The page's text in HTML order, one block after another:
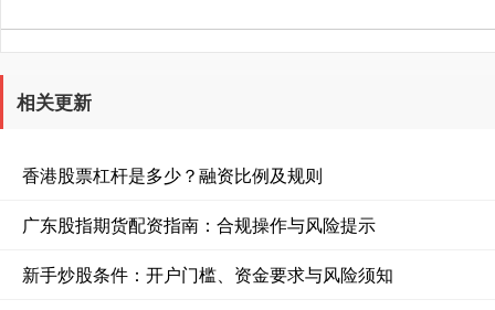
相关更新
香港股票杠杆是多少？融资比例及规则
广东股指期货配资指南：合规操作与风险提示
新手炒股条件：开户门槛、资金要求与风险须知